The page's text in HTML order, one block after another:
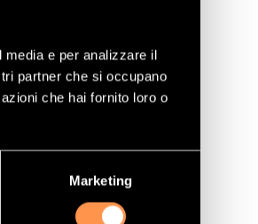
e per analizzare il
partner che si occupano
che hai fornito loro o
Marketing